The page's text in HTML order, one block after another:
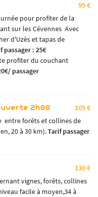
à tout moment en utilisantle
95 €
pour profiter de la
sur les Cévennes Avec
d'Uzès et tapas de
passager : 25€
profiter du couchant
passager
2h00
105 €
entre forêts et collines de
20 à 30 km).Tarif passager
130 €
vignes, forêts, collines
facile à moyen,34 à